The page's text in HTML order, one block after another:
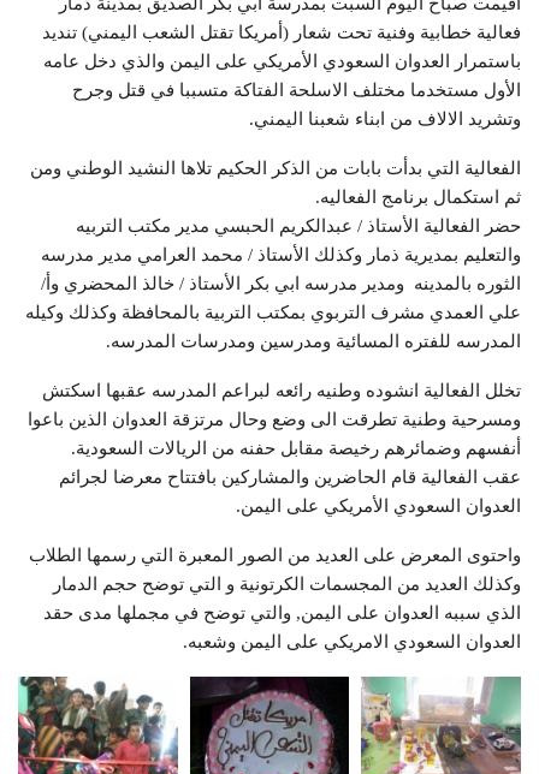
فعالية خطابية وفنية تحت شعار (أمريكا تقتل الشعب اليمني) تنديد
باستمرار العدوان السعودي الأمريكي على اليمن والذي دخل عامه
الأول مستخدما مختلف الاسلحة الفتاكة متسببا في قتل وجرح
وتشريد الالاف من ابناء شعبنا اليمني.
الفعالية التي بدأت بابات من الذكر الحكيم تلاها النشيد الوطني ومن
ثم استكمال برنامج الفعاليه.
حضر الفعالية الأستاذ / عبدالكريم الحبسي مدير مكتب التربيه
والتعليم بمديرية ذمار وكذلك الأستاذ / محمد العرامي مدير مدرسه
الثوره بالمدينه ومدير مدرسه ابي بكر الأستاذ / خالذ المحضري وأ/
علي العمدي مشرف التربوي بمكتب التربية بالمحافظة وكذلك وكيله
المدرسه للفتره المسائية ومدرسين ومدرسات المدرسه.
تخلل الفعالية انشوده وطنيه رائعه لبراعم المدرسه عقبها اسكتش
ومسرحية وطنية تطرقت الى وضع وحال مرتزقة العدوان الذين باعوا
أنفسهم وضمائرهم رخيصة مقابل حفنه من الريالات السعودية.
عقب الفعالية قام الحاضرين والمشاركين بافتتاح معرضا لجرائم
العدوان السعودي الأمريكي على اليمن.
واحتوى المعرض على العديد من الصور المعبرة التي رسمها الطلاب
وكذلك العديد من المجسمات الكرتونية و التي توضح حجم الدمار
الذي سببه العدوان على اليمن, والتي توضح في مجملها مدى حقد
العدوان السعودي الامريكي على اليمن وشعبه.